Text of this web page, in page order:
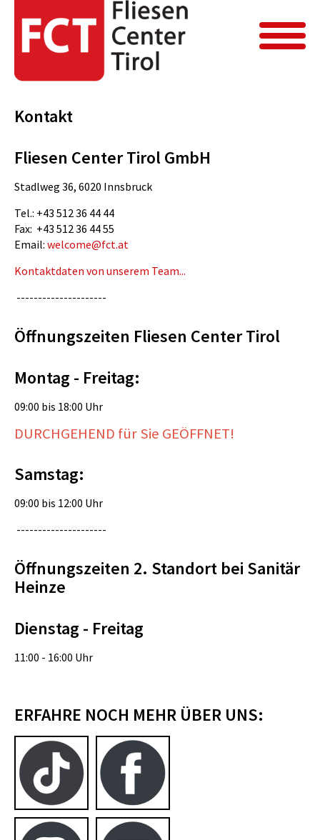
Kontakt
Kontakt
Kontakt
Fliesen Center Tirol GmbH
Stadlweg 36, 6020 Innsbruck
Tel.: +43 512 36 44 44
Fax: +43 512 36 44 55
Email: welcome@fct.at
Kontaktdaten von unserem Team...
---------------------
Öffnungszeiten Fliesen Center Tirol
Montag - Freitag:
09:00 bis 18:00 Uhr
DURCHGEHEND für Sie GEÖFFNET!
Samstag:
09:00 bis 12:00 Uhr
---------------------
Öffnungszeiten 2. Standort bei Sanitär
Heinze
Dienstag - Freitag
11:00 - 16:00 Uhr
ERFAHRE NOCH MEHR ÜBER UNS: